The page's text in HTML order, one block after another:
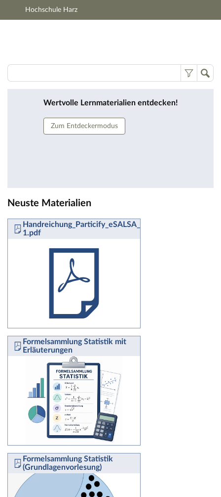
Hauptnavigation
Hochschule Harz
Lernmaterialien
Wertvolle Lernmaterialien entdecken!
Zum Entdeckermodus
Neuste Materialien
Handreichung_Particify_eSALSA_fuerweb-
1.pdf
Formelsammlung Statistik mit
Erläuterungen
Formelsammlung Statistik
(Grundlagenvorlesung)